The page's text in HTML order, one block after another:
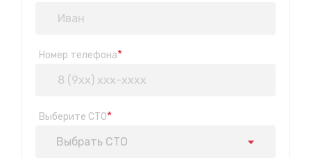
Номер телефона*
Выберите СТО*
Выбрать СТО